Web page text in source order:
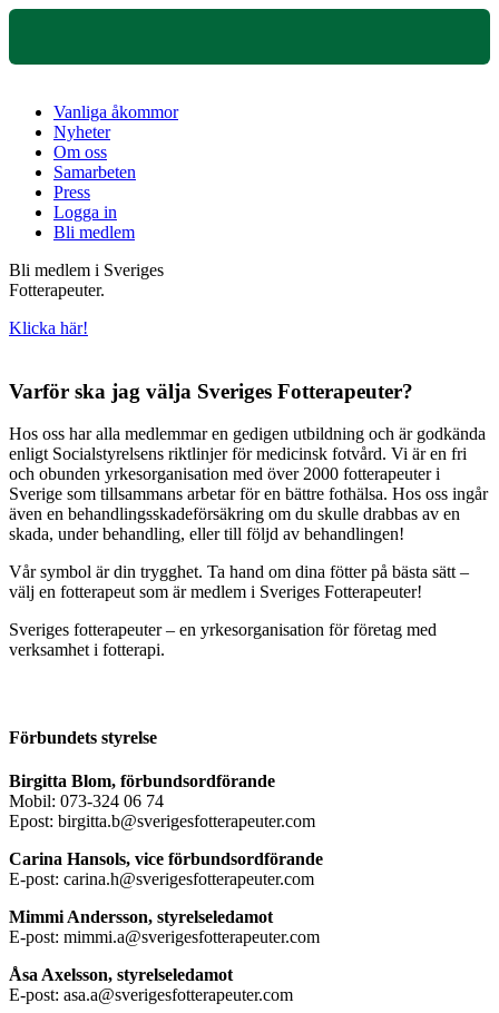
Vanliga åkommor
Nyheter
Om oss
Samarbeten
Press
Logga in
Bli medlem
Bli medlem i Sveriges
Fotterapeuter.
Klicka här!
Varför ska jag välja Sveriges Fotterapeuter?
Hos oss har alla medlemmar en gedigen utbildning och är godkända
enligt Socialstyrelsens riktlinjer för medicinsk fotvård. Vi är en fri
och obunden yrkesorganisation med över 2000 fotterapeuter i
Sverige som tillsammans arbetar för en bättre fothälsa. Hos oss ingår
även en behandlingsskadeförsäkring om du skulle drabbas av en
skada, under behandling, eller till följd av behandlingen!
Vår symbol är din trygghet. Ta hand om dina fötter på bästa sätt –
välj en fotterapeut som är medlem i Sveriges Fotterapeuter!
Sveriges fotterapeuter – en yrkesorganisation för företag med
verksamhet i fotterapi.
Förbundets styrelse
Birgitta Blom, förbundsordförande
Mobil: 073-324 06 74
Epost: birgitta.b@sverigesfotterapeuter.com
Carina Hansols, vice förbundsordförande
E-post: carina.h@sverigesfotterapeuter.com
Mimmi Andersson, styrelseledamot
E-post: mimmi.a@sverigesfotterapeuter.com
Åsa Axelsson, styrelseledamot
E-post: asa.a@sverigesfotterapeuter.com